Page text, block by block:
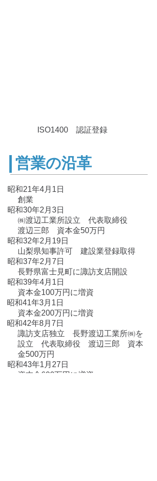
ISO1400 認証登録
​営業の沿革
昭和21年4月1日
​創業
昭和30年2月3日
㈱渡辺工業所設立 代表取締役
渡辺三郎​ 資本金50万円
昭和32年2月19日
山梨県知事許可 建設業登録取得
昭和37年2月7日
長野県富士見町に諏訪支店開設
昭和39年4月1日
資本金100万円に増資
昭和41年3月1日
資本金200万円に増資
昭和42年8月7日
諏訪支店独立 長野渡辺工業所㈱を
設立 代表取締役 渡辺三郎 資本
金500万円
昭和43年1月27日
資本金600万円に増資